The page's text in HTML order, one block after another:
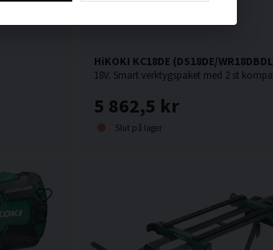
HiKOKI KC18DE (DS18DE/
5 862,5 kr
Slut på lager